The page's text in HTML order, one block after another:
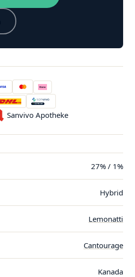
Sanvivo Apotheke
27% / 1%
Hybrid
Lemonatti
Cantourage
Kanada